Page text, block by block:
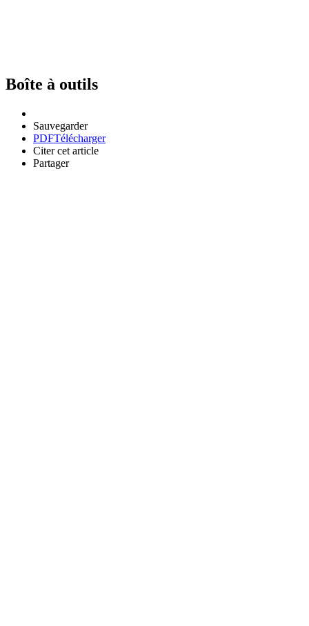
Boîte à outils
Sauvegarder
PDFTélécharger
Citer cet article
Partager